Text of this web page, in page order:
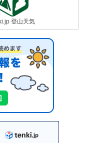
登山天気